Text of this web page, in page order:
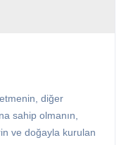
diğer
sahip olmanın,
ve doğayla kurulan